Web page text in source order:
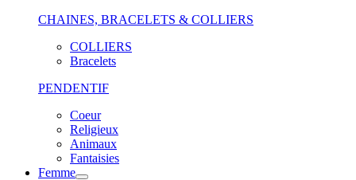
CHAINES, BRACELETS & COLLIERS
COLLIERS
Bracelets
PENDENTIF
Coeur
Religieux
Animaux
Fantaisies
Femme